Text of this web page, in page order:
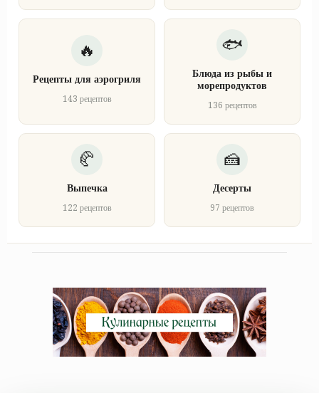
Рецепты для аэрогриля
143 рецептов
Блюда из рыбы и
морепродуктов
136 рецептов
Выпечка
122 рецептов
Десерты
97 рецептов